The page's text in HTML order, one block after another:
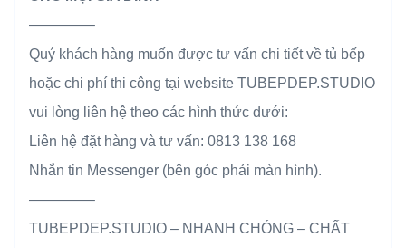
————–
Quý khách hàng muốn được tư vấn chi tiết về tủ bếp
hoặc chi phí thi công tại website TUBEPDEP.STUDIO
vui lòng liên hệ theo các hình thức dưới:
Liên hệ đặt hàng và tư vấn: 0813 138 168
Nhắn tin Messenger (bên góc phải màn hình).
————–
TUBEPDEP.STUDIO – NHANH CHÓNG – CHẤT